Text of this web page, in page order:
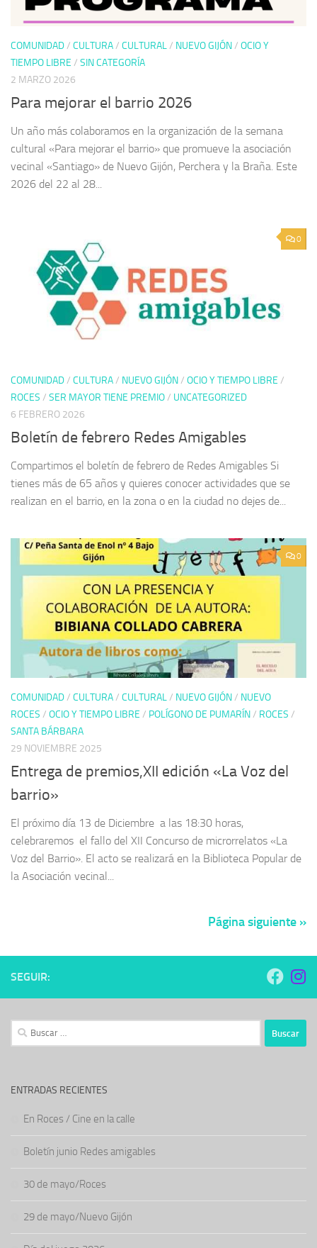
COMUNIDAD/ CULTURA/ CULTURAL/ NUEVO GIJÓN/ OCIO Y
TIEMPO LIBRE / SIN CATEGORÍA
2 MARZO 2026
Para mejorar el barrio 2026
Un año más colaboramos en la organización de la semana
cultural «Para mejorar el barrio» que promueve la asociación
vecinal «Santiago» de Nuevo Gijón, Perchera y la Braña. Este
2026 del 22 al 28...
0
COMUNIDAD/ CULTURA/ NUEVO GIJÓN/ OCIO Y TIEMPO LIBRE /
ROCES / SER MAYOR TIENE PREMIO/ UNCATEGORIZED
6 FEBRERO 2026
Boletín de febrero Redes Amigables
Compartimos el boletín de febrero de Redes Amigables Si
tienes más de 65 años y quieres conocer actividades que se
realizan en el barrio, en la zona o en la ciudad no dejes de...
0
COMUNIDAD/ CULTURA/ CULTURAL/ NUEVO GIJÓN/ NUEVO
ROCES / OCIO Y TIEMPO LIBRE / POLÍGONO DE PUMARÍN/ ROCES /
SANTA BÁRBARA
29 NOVIEMBRE 2025
Entrega de premios,XII edición «La Voz del
barrio»
El próximo día 13 de Diciembre a las 18:30 horas,
celebraremos el fallo del XII Concurso de microrrelatos «La
Voz del Barrio». El acto se realizará en la Biblioteca Popular de
la Asociación vecinal...
Página siguiente »
SEGUIR:
Buscar:
ENTRADAS RECIENTES
En Roces / Cine en la calle
Boletín junio Redes amigables
30 de mayo/Roces
29 de mayo/Nuevo Gijón